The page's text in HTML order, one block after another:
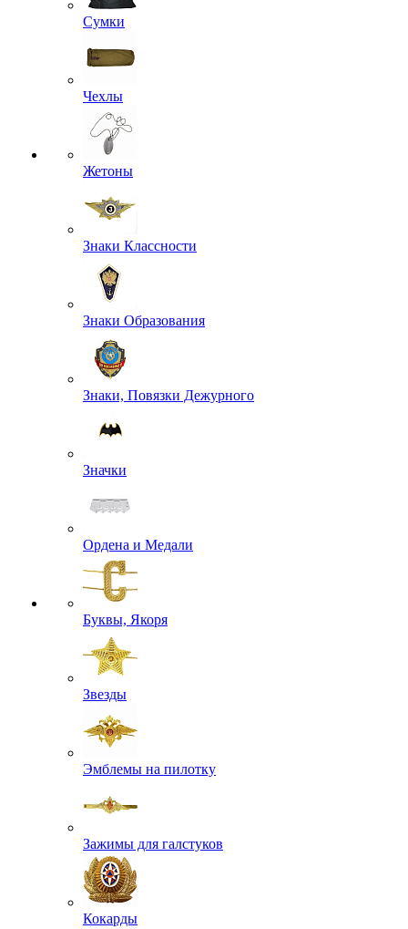
Сумки
Чехлы
Жетоны
Знаки Классности
Знаки Образования
Знаки, Повязки Дежурного
Значки
Ордена и Медали
Буквы, Якоря
Звезды
Эмблемы на пилотку
Зажимы для галстуков
Кокарды